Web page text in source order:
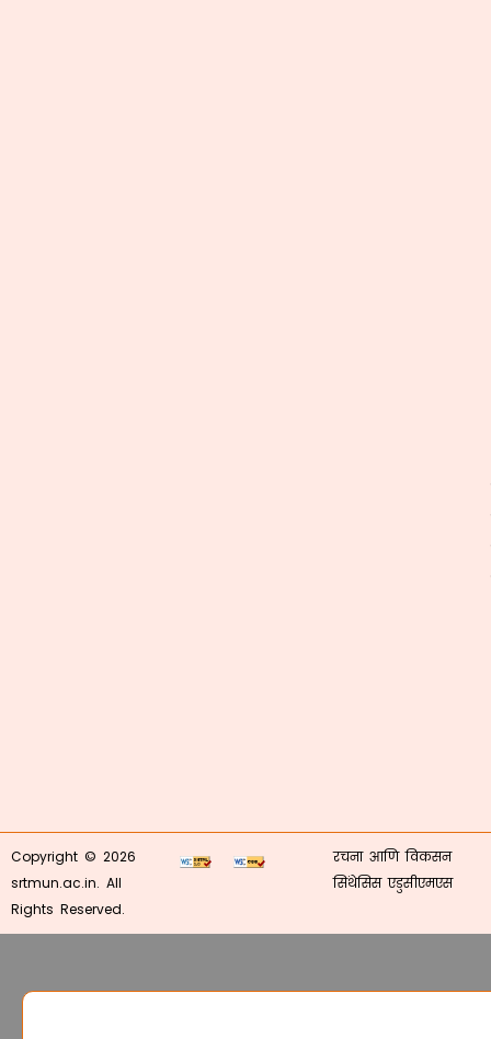
Copyright © 2026
srtmun.ac.in. All
Rights Reserved.
रचना आणि विकसन
सिंथेसिस एडुसीएमएस